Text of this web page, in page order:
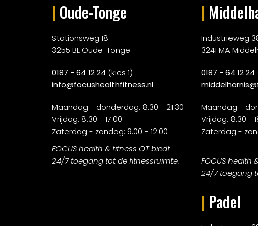
| Oude-Tonge
Stationsweg 18
3255 BL Oude-Tonge
0187 - 64 12 24 (kies 1)
info@focushealthfitness.nl
Maandag - donderdag: 8.30 - 21.30
Vrijdag: 8.30 - 17.00
Zaterdag - zondag: 9.00 - 12.00
FOCUS health & fitness OT biedt
24/7 toegang tot de fitnessruimte.
|
Industrieweg
3241 MA
0187 - 64 12 24
Maandag -
Vrijdag: 8.30 -
Zaterdag -
FOCUS health
24/7 toegang
| Padel